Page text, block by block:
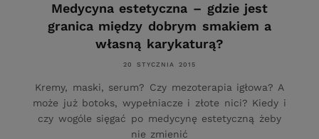
Medycyna estetyczna – gdzie jest
granica między dobrym smakiem a
własną karykaturą?
20 STYCZNIA 2015
Kremy, maski, serum? Czy mezoterapia igłowa? A
może już botoks, wypełniacze i złote nici? Kiedy i
czy wogóle sięgać po medycynę estetyczną żeby
nie zmienić